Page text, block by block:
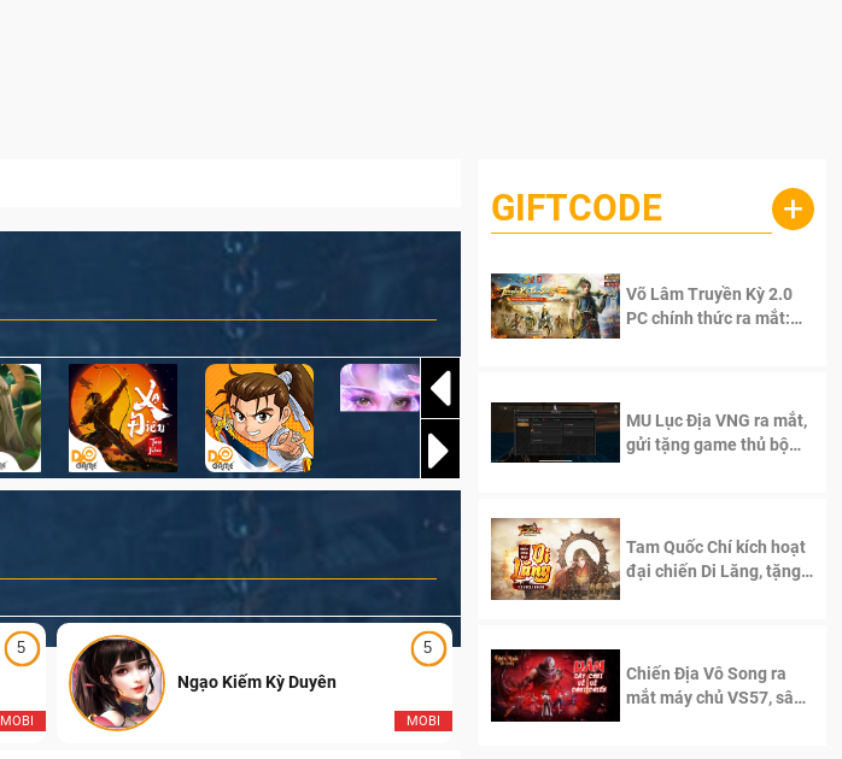
5
MOBI
5
MOBI
Ngạo Kiếm Kỳ Duyên Ngạo Thiên Mobile
GIFTCODE +
Võ Lâm Truyền Kỳ 2.0
PC chính thức ra mắt:
MU Lục Địa VNG ra mắt,
gửi tặng game thủ bộ
Tam Quốc Chí kích hoạt
đại chiến Di Lăng, tặng
Chiến Địa Vô Song ra
mắt máy chủ VS57, sân